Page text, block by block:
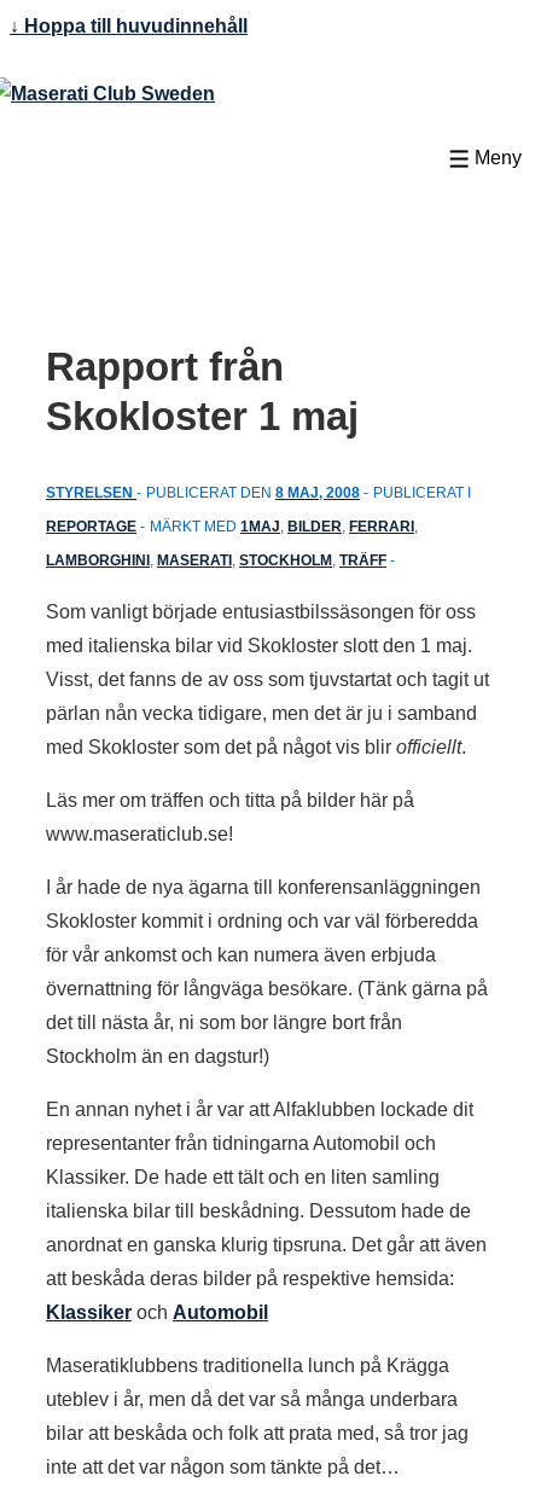
↓ Hoppa till huvudinnehåll
Meny
Rapport från
Skokloster 1 maj
STYRELSEN PUBLICERAT DEN 8 MAJ, 2008
PUBLICERAT I
REPORTAGE
MÄRKT MED 1MAJ BILDER FERRARI
LAMBORGHINI MASERATI STOCKHOLM TRÄFF
Som vanligt började entusiastbilssäsongen för oss
med italienska bilar vid Skokloster slott den 1 maj.
Visst, det fanns de av oss som tjuvstartat och tagit ut
pärlan nån vecka tidigare, men det är ju i samband
med Skokloster som det på något vis blir officiellt.
Läs mer om träffen och titta på bilder här på
www.maseraticlub.se!
I år hade de nya ägarna till konferensanläggningen
Skokloster kommit i ordning och var väl förberedda
för vår ankomst och kan numera även erbjuda
övernattning för långväga besökare. (Tänk gärna på
det till nästa år, ni som bor längre bort från
Stockholm än en dagstur!)
En annan nyhet i år var att Alfaklubben lockade dit
representanter från tidningarna Automobil och
Klassiker. De hade ett tält och en liten samling
italienska bilar till beskådning. Dessutom hade de
anordnat en ganska klurig tipsruna. Det går att även
att beskåda deras bilder på respektive hemsida:
Klassiker och Automobil
Maseratiklubbens traditionella lunch på Krägga
uteblev i år, men då det var så många underbara
bilar att beskåda och folk att prata med, så tror jag
inte att det var någon som tänkte på det…